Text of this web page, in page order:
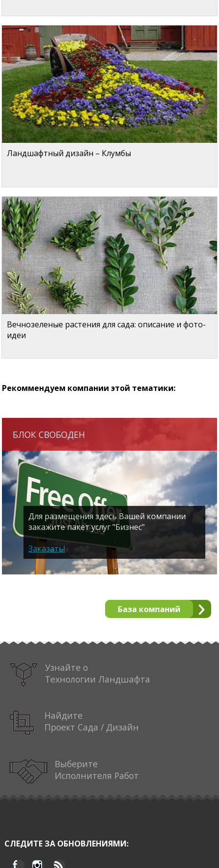
Ландшафтный дизайн – Клумбы
Вечнозеленые растения для сада: описание и фото-
идеи
Рекоммендуем компании этой тематики:
БЛОК СВОБОДЕН
Для размещения здесь Вашей компании
закажите пакет услуг "Бизнес"
Заказать!
База компаний
Узнайте о
Технологии Ландшафта
Найдите
Проект Сада / Дизайн
Выберите
Исполнителя Работ
СЛЕДИТЕ ЗА ОБНОВЛЕНИЯМИ: